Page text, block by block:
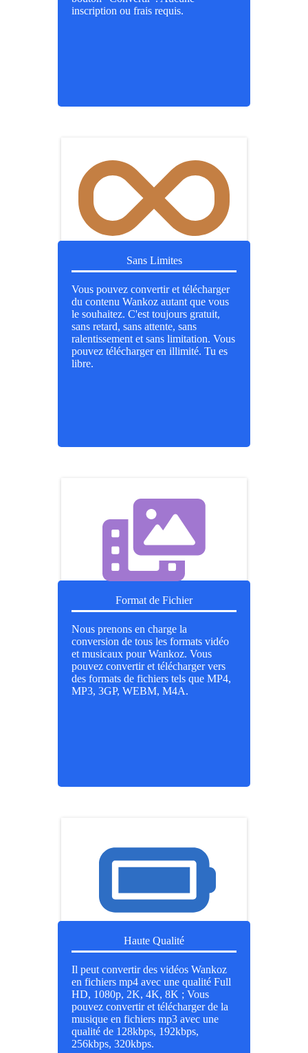
inscription ou frais requis.
Sans Limites
Vous pouvez convertir et télécharger
du contenu Wankoz autant que vous
le souhaitez. C'est toujours gratuit,
sans retard, sans attente, sans
ralentissement et sans limitation. Vous
pouvez télécharger en illimité. Tu es
libre.
Format de Fichier
Nous prenons en charge la
conversion de tous les formats vidéo
et musicaux pour Wankoz. Vous
pouvez convertir et télécharger vers
des formats de fichiers tels que MP4,
MP3, 3GP, WEBM, M4A.
Haute Qualité
Il peut convertir des vidéos Wankoz
en fichiers mp4 avec une qualité Full
HD, 1080p, 2K, 4K, 8K ; Vous
pouvez convertir et télécharger de la
musique en fichiers mp3 avec une
qualité de 128kbps, 192kbps,
256kbps, 320kbps.